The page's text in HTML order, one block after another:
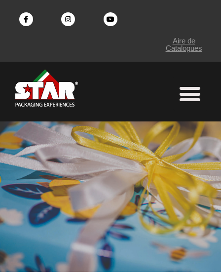
Aller
Aire de
Catalogues